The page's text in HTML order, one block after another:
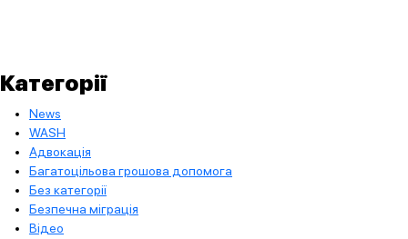
Категорії
News
WASH
Адвокація
Багатоцільова грошова допомога
Без категорії
Безпечна міграція
Відео